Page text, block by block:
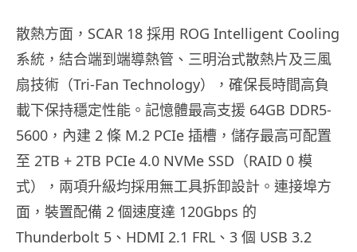
散熱方面，SCAR 18 採用 ROG Intelligent Cooling
系統，結合端到端導熱管、三明治式散熱片及三風
扇技術（Tri-Fan Technology），確保長時間高負
載下保持穩定性能。記憶體最高支援 64GB DDR5-
5600，內建 2 條 M.2 PCIe 插槽，儲存最高可配置
至 2TB + 2TB PCIe 4.0 NVMe SSD（RAID 0 模
式），兩項升級均採用無工具拆卸設計。連接埠方
面，裝置配備 2 個速度達 120Gbps 的
Thunderbolt 5、HDMI 2.1 FRL、3 個 USB 3.2